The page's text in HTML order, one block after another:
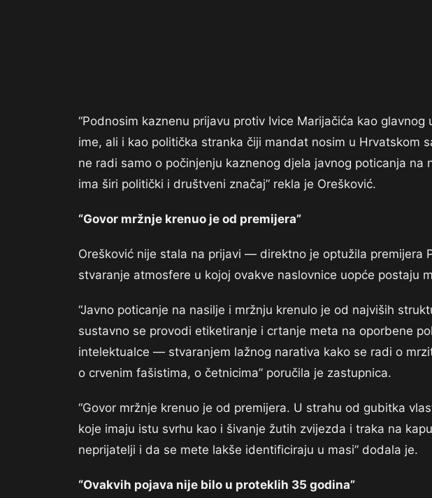
“Podnosim kaznenu prijavu protiv Ivice Marijačića kao
ime, ali i kao politička stranka čiji mandat nosim u Hrvatskom
ne radi samo o počinjenju kaznenog djela javnog poticanja na
ima širi politički i društveni značaj” rekla je Orešković.
“Govor mržnje krenuo je od premijera”
Orešković nije stala na prijavi — direktno je optužila premijera
stvaranje atmosfere u kojoj ovakve naslovnice uopće postaju
“Javno poticanje na nasilje i mržnju krenulo je od najviših
sustavno se provodi etiketiranje i crtanje meta na oporbene
intelektualce — stvaranjem lažnog narativa kako se radi o
o crvenim fašistima, o četnicima” poručila je zastupnica.
“Govor mržnje krenuo je od premijera. U strahu od gubitka
koje imaju istu svrhu kao i šivanje žutih zvijezda i traka na
neprijatelji i da se mete lakše identificiraju u masi” dodala je.
“Ovakvih pojava nije bilo u proteklih 35 godina”